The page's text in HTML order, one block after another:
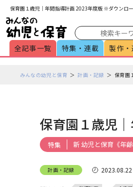
保育園１歳児｜年間指導計画 2023年度版 ※ダウンロ
全記事一覧 特集・連載 製作
みんなの幼児と保育 計画・記録 保育園
保育園１歳児
特集 新 幼児と保育《年
計画・記録 2023.08.22